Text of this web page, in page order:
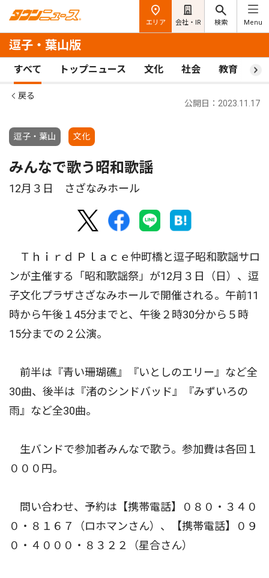
エリア 会社・IR 検索 Menu
逗子・葉山版
すべて トップニュース 文化 社会 教育 ス
戻る
逗子・葉山 文化
公開日：2023.11.17
みんなで歌う昭和歌謡
12月３日 さざなみホール
Ｔｈｉｒｄ Ｐｌａｃｅ仲町橋と逗子昭和歌謡サロ
ンが主催する「昭和歌謡祭」が12月３日（日）、逗
子文化プラザさざなみホールで開催される。午前11
時から午後１45分までと、午後２時30分から５時
15分までの２公演。
前半は『青い珊瑚礁』『いとしのエリー』など全
30曲、後半は『渚のシンドバッド』『みずいろの
雨』など全30曲。
生バンドで参加者みんなで歌う。参加費は各回１
０００円。
問い合わせ、予約は【携帯電話】０８０・３４０
０・８１６７（ロホマンさん）、【携帯電話】０９
０・４０００・８３２２（星合さん）